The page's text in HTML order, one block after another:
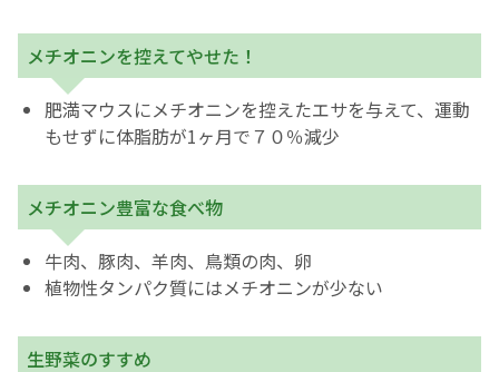
メチオニンを控えてやせた！
肥満マウスにメチオニンを控えたエサを与えて、運動
もせずに体脂肪が1ヶ月で７０％減少
メチオニン豊富な食べ物
牛肉、豚肉、羊肉、鳥類の肉、卵
植物性タンパク質にはメチオニンが少ない
生野菜のすすめ